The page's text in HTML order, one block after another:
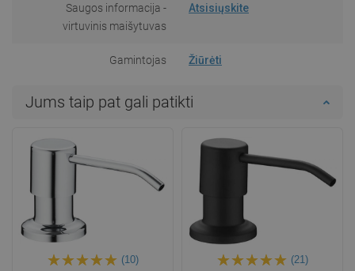
Saugos informacija -
virtuvinis maišytuvas
Atsisiųskite
Gamintojas Žiūrėti
Jums taip pat gali patikti
(10) (21)